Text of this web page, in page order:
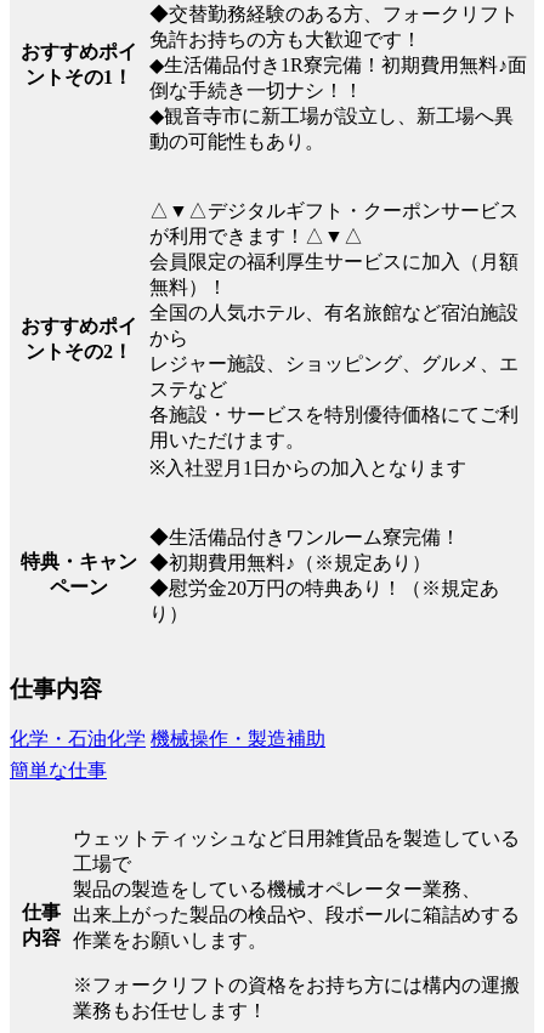
おすすめポイ
ントその1！
◆交替勤務経験のある方、フォークリフト
免許お持ちの方も大歓迎です！
◆生活備品付き1R寮完備！初期費用無料♪面
倒な手続き一切ナシ！！
◆観音寺市に新工場が設立し、新工場へ異
動の可能性もあり。
おすすめポイ
ントその2！
△▼△デジタルギフト・クーポンサービス
が利用できます！△▼△
会員限定の福利厚生サービスに加入（月額
無料）！
全国の人気ホテル、有名旅館など宿泊施設
から
レジャー施設、ショッピング、グルメ、エ
ステなど
各施設・サービスを特別優待価格にてご利
用いただけます。
※入社翌月1日からの加入となります
特典・キャン
ペーン
◆生活備品付きワンルーム寮完備！
◆初期費用無料♪（※規定あり）
◆慰労金20万円の特典あり！（※規定あ
り）
仕事内容
化学・石油化学 機械操作・製造補助
簡単な仕事
仕事
内容
ウェットティッシュなど日用雑貨品を製造している
工場で
製品の製造をしている機械オペレーター業務、
出来上がった製品の検品や、段ボールに箱詰めする
作業をお願いします。
※フォークリフトの資格をお持ち方には構内の運搬
業務もお任せします！